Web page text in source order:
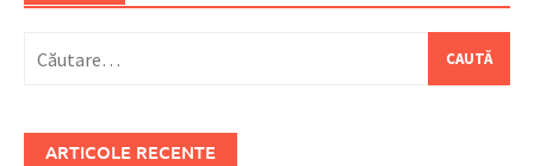
după:
ARTICOLE RECENTE